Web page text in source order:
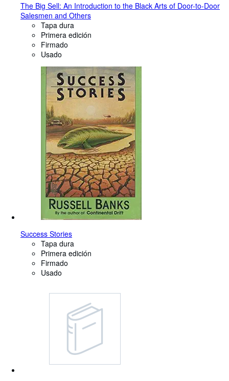
The Big Sell: An Introduction to the Black Arts of Door-to-Door
Salesmen and Others
Tapa dura
Primera edición
Firmado
Usado
Success Stories
Tapa dura
Primera edición
Firmado
Usado